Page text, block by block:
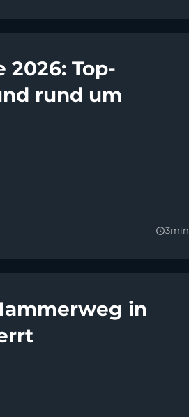
2026: Top-
rund um
query_builder3min
in